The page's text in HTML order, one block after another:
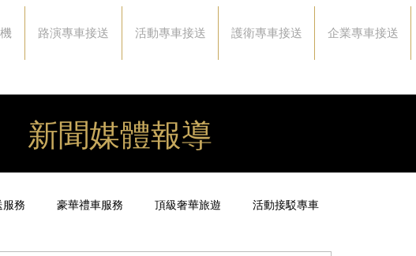
路演專車接送 活動專車接送 護衛專車接送 企業專車接送
新聞媒體報導
務 豪華禮車服務 頂級奢華旅遊 活動接駁專車